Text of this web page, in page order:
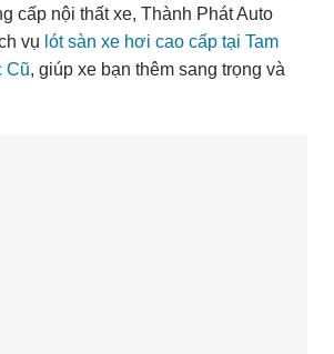
cấp nội thất xe, Thành Phát Auto
vụ lót sàn xe hơi cao cấp tại Tam
Cũ, giúp xe bạn thêm sang trọng và